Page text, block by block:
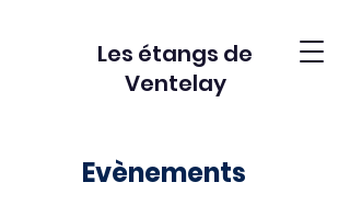
Les étangs de
Ventelay
Evènements